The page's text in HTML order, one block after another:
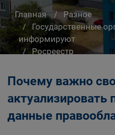
Главная
Разное
Государственные
информируют
Росреестр
Почему важно
актуализировать
данные